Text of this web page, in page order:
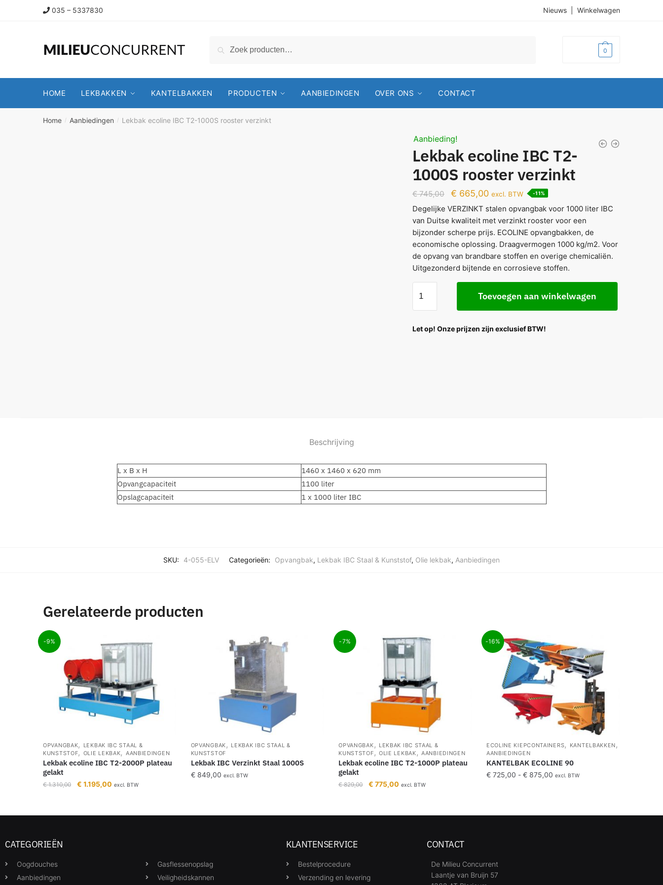
035 – 5337830 Nieuws Winkelwagen
Zoeken 0
HOME LEKBAKKEN KANTELBAKKEN PRODUCTEN AANBIEDINGEN OVER ONS CONTACT
Home / Aanbiedingen / Lekbak ecoline IBC T2-1000S rooster verzinkt
Aanbieding!
Lekbak ecoline IBC T2-
1000S rooster verzinkt
€745,00 € 665,00 excl. BTW -11%
Degelijke VERZINKT stalen opvangbak voor 1000 liter IBC
van Duitse kwaliteit met verzinkt rooster voor een
bijzonder scherpe prijs. ECOLINE opvangbakken, de
economische oplossing. Draagvermogen 1000 kg/m2. Voor
de opvang van brandbare stoffen en overige chemicaliën.
Uitgezonderd bijtende en corrosieve stoffen.
Toevoegen aan winkelwagen
Let op! Onze prijzen zijn exclusief BTW!
Beschrijving
L x B x H
1460 x 1460 x 620 mm
Opvangcapaciteit
1100 liter
Opslagcapaciteit
1 x 1000 liter IBC
SKU: 4-055-ELV Categorieën: Opvangbak, Lekbak IBC Staal & Kunststof, Olie lekbak, Aanbiedingen
Gerelateerde producten
-9%
OPVANGBAK,
LEKBAK IBC STAAL &
KUNSTSTOF, OLIE LEKBAK, AANBIEDINGEN
Lekbak ecoline IBC T2-2000P plateau
gelakt
€1.310,00 € 1.195,00 excl. BTW
OPVANGBAK , LEKBAK IBC STAAL &
KUNSTSTOF
Lekbak IBC Verzinkt Staal 1000S
€849,00 excl. BTW
-7%
OPVANGBAK , LEKBAK IBC STAAL &
KUNSTSTOF, OLIE LEKBAK ,AANBIEDINGEN
Lekbak ecoline IBC T2-1000P plateau
gelakt
€829,00 € 775,00 excl. BTW
-16%
ECOLINE KIEPCONTAINERS, KANTELBAKKEN ,
AANBIEDINGEN
KANTELBAK ECOLINE 90
€725,00 - €875,00 excl. BTW
CATEGORIEËN
Oogdouches
Aanbiedingen
Gasflessenopslag
Veiligheidskannen
KLANTENSERVICE
Bestelprocedure
Verzending en levering
CONTACT
De Milieu Concurrent
Laantje van Bruijn 57